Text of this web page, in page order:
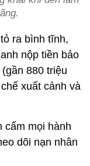
ra bình tĩnh,
nộp tiền bảo
880 triệu
xuất cảnh và
cấm mọi hành
dõi nạn nhân